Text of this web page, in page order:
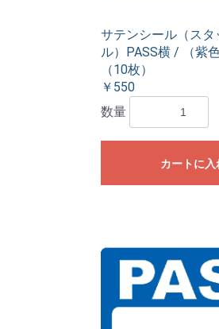
サテンシール（スタ
ル）PASS横 / （紫
（10枚）
￥550
数量
カートに入